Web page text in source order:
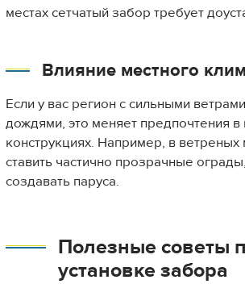
местах сетчатый забор требует
Влияние местного
Если у вас регион с сильными
дождями, это меняет предпочтения в
конструкциях. Например, в ветреных
ставить частично прозрачные
создавать паруса.
Полезные советы
установке забора